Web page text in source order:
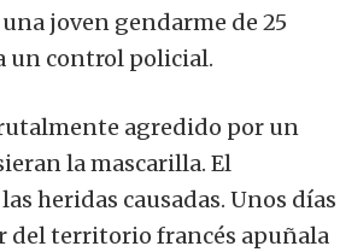
joven gendarme de 25
un control policial.
agredido por un
la mascarilla. El
heridas causadas. Unos días
del territorio francés apuñala